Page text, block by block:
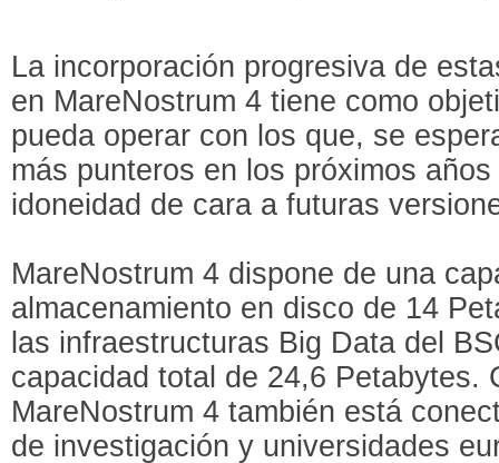
La incorporación progresiva de
en MareNostrum 4 tiene como
pueda operar con los que, se
más punteros en los próximos
idoneidad de cara a futuras
MareNostrum 4 dispone de una
almacenamiento en disco de 14
las infraestructuras Big Data del
capacidad total de 24,6 Petabytes.
MareNostrum 4 también está
de investigación y universidades